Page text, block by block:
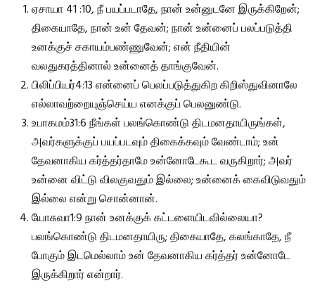
ஏசாயா 41 :10, நீ பயப்படாதே, நான் உன்னுடனே இருக்கிறேன்;
திகையாதே, நான் உன் தேவன்; நான் உன்னைப் பலப்படுத்தி
உனக்குச் சகாயம்பண்ணுவேன்; என் நீதியின்
வலதுகரத்தினால் உன்னைத் தாங்குவேன்.
பிலிப்பியர்4:13 என்னைப் பெலப்படுத்துகிற கிறிஸ்துவினாலே
எல்லாவற்றையுஞ்செய்ய எனக்குப் பெலனுண்டு.
உபாகமம்31:6 நீங்கள் பலங்கொண்டு திடமனதாயிருங்கள்,
அவர்களுக்குப் பயப்படவும் திகைக்கவும் வேண்டாம்; உன்
தேவனாகிய கர்த்தர்தாமே உன்னோடேகூட வருகிறார்; அவர்
உன்னை விட்டு விலகுவதும் இல்லை; உன்னைக் கைவிடுவதும்
இல்லை என்று சொன்னான்.
யோசுவா1:9 நான் உனக்குக் கட்டளையிடவில்லையா?
பலங்கொண்டு திடமனதாயிரு; திகையாதே, கலங்காதே, நீ
போகும் இடமெல்லாம் உன் தேவனாகிய கர்த்தர் உன்னோடே
இருக்கிறார் என்றார்.